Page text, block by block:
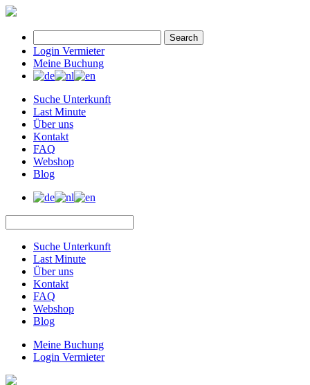
Search
Login Vermieter
Meine Buchung
Suche Unterkunft
Last Minute
Über uns
Kontakt
FAQ
Webshop
Blog
Suche Unterkunft
Last Minute
Über uns
Kontakt
FAQ
Webshop
Blog
Meine Buchung
Login Vermieter